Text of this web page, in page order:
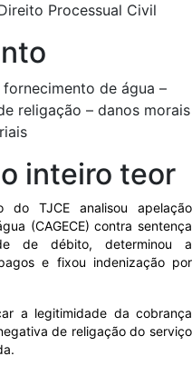
Processual Civil
de água –
religação – danos morais
inteiro teor
TJCE analisou apelação
(CAGECE) contra sentença
de débito, determinou a
e fixou indenização por
a legitimidade da cobrança
de religação do serviço